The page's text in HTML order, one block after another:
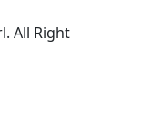
All Right